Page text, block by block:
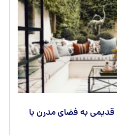
به فضای مدرن با